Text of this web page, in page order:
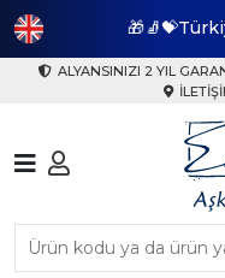
ALYANSINIZI 2 YIL